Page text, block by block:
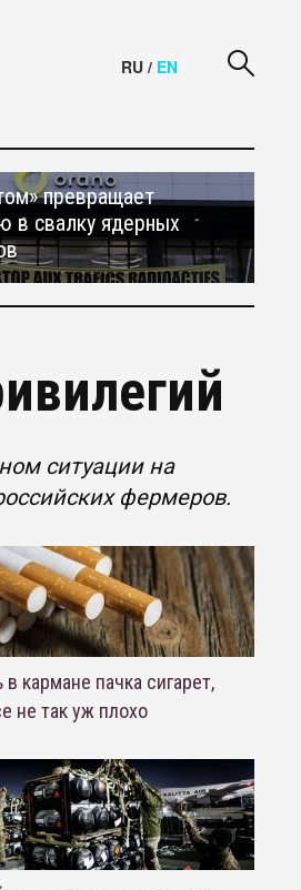
RU / EN
превращает
в свалку ядерных
ситуации на
фермеров.
в кармане пачка сигарет,
не так уж плохо